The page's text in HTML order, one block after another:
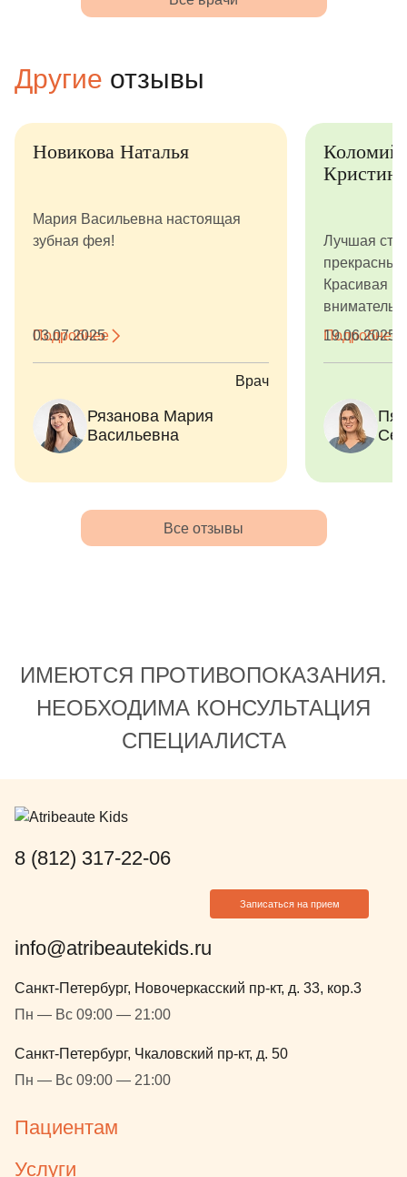
Другие отзывы
Савина Екатерина
Сергеевна
Новикова Наталья
Мария Васильевна настоящая
зубная фея!
Подробнее
03.07.2025
Врач
Рязанова Мария
Васильевна
Кристина
Лучшая
Красивая
врачи и
Сергеевна)
Подробнее
19.06.2025
Все отзывы
ИМЕЮТСЯ ПРОТИВОПОКАЗАНИЯ.
НЕОБХОДИМА КОНСУЛЬТАЦИЯ
СПЕЦИАЛИСТА
8 (812) 317-22-06
Записаться на прием
info@atribeautekids.ru
Санкт-Петербург, Новочеркасский пр-кт, д. 33, кор.3
Пн — Вс 09:00 — 21:00
Санкт-Петербург, Чкаловский пр-кт, д. 50
Пн — Вс 09:00 — 21:00
Пациентам
Услуги